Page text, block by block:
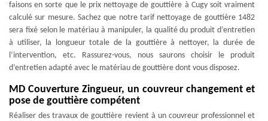
faisons en sorte que le prix nettoyage de gouttière à Cugy soit vraiment
calculé sur mesure. Sachez que notre tarif nettoyage de gouttière 1482
sera fixé selon le matériau à manipuler, la qualité du produit d’entretien
à utiliser, la longueur totale de la gouttière à nettoyer, la durée de
l’intervention, etc. Rassurez-vous, nous saurons choisir le produit
d’entretien adapté avec le matériau de gouttière dont vous disposez.
MD Couverture Zingueur, un couvreur changement et
pose de gouttière compétent
Réaliser des travaux de gouttière revient à un couvreur professionnel et